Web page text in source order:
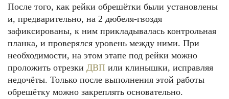
После того, как рейки обрешётки были установлены
и, предварительно, на 2 дюбеля-гвоздя
зафиксированы, к ним прикладывалась контрольная
планка, и проверялся уровень между ними. При
необходимости, на этом этапе под рейки можно
проложить отрезки ДВП или клинышки, исправляя
недочёты. Только после выполнения этой работы
обрешётку можно закреплять основательно.